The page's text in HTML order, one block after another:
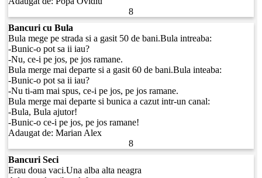
8
Bancuri cu Bula
Bula mege pe strada si a gasit 50 de bani.Bula intreaba:
-Bunic-o pot sa ii iau?
-Nu, ce-i pe jos, pe jos ramane.
Bula merge mai departe si a gasit 60 de bani.Bula inteaba:
-Bunic-o pot sa ii iau?
-Nu ti-am mai spus, ce-i pe jos, pe jos ramane.
Bula merge mai departe si bunica a cazut intr-un canal:
-Bula, Bula ajutor!
-Bunic-o ce-i pe jos, pe jos ramane!
Adaugat de:Marian Alex
8
Bancuri Seci
Erau doua vaci.Una alba alta neagra